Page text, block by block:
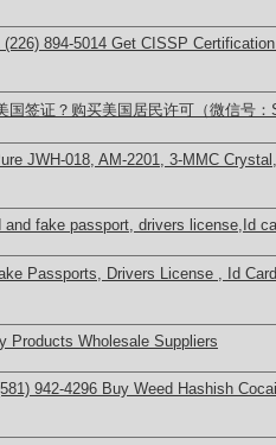
894-5014​ Get CISSP
国签证？购买美国居民许可（微信号：
JWH-018, AM-2201, 3-MMC
and fake passport, drivers license,Id
Passports, Drivers License , Id
Products Wholesale Suppliers
942-4296 Buy Weed Hashish